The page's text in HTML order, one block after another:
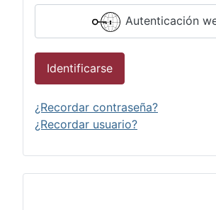
Autenticación
Identificarse
¿Recordar contraseña?
¿Recordar usuario?